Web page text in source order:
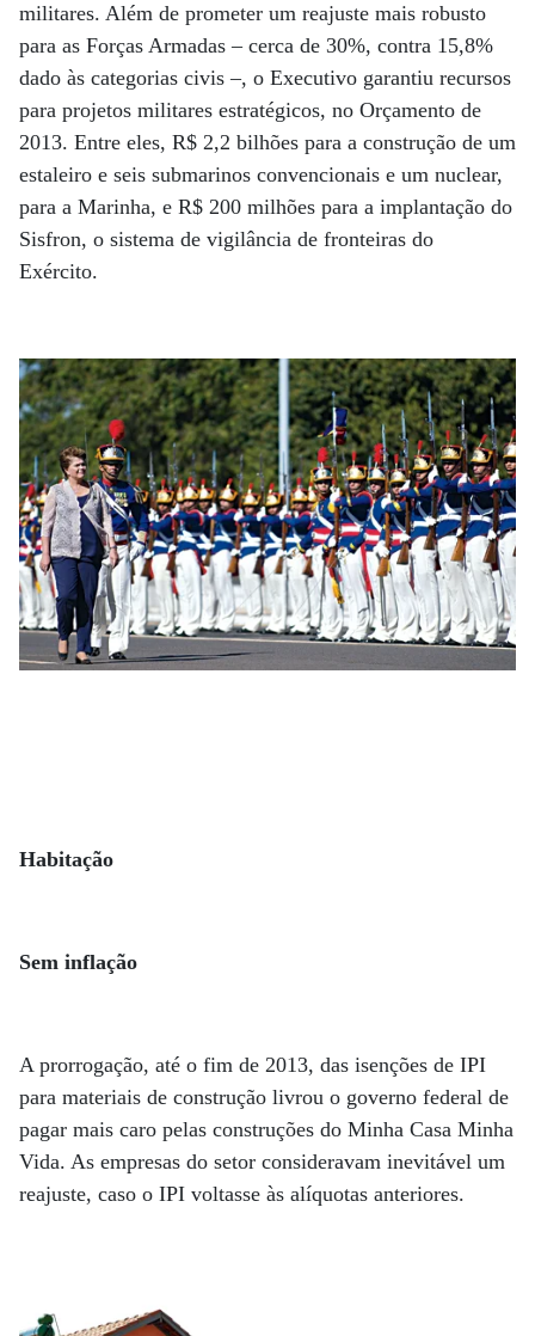
militares. Além de prometer um reajuste mais robusto
para as Forças Armadas – cerca de 30%, contra 15,8%
dado às categorias civis –, o Executivo garantiu recursos
para projetos militares estratégicos, no Orçamento de
2013. Entre eles, R$ 2,2 bilhões para a construção de um
estaleiro e seis submarinos convencionais e um nuclear,
para a Marinha, e R$ 200 milhões para a implantação do
Sisfron, o sistema de vigilância de fronteiras do
Exército.
Habitação
Sem inflação
A prorrogação, até o fim de 2013, das isenções de IPI
para materiais de construção livrou o governo federal de
pagar mais caro pelas construções do Minha Casa Minha
Vida. As empresas do setor consideravam inevitável um
reajuste, caso o IPI voltasse às alíquotas anteriores.